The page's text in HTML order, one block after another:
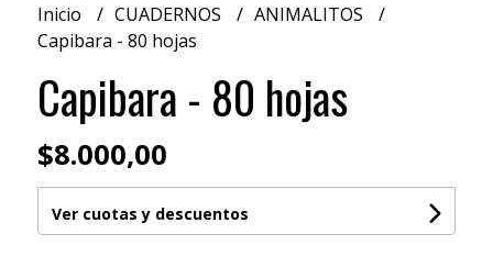
Inicio CUADERNOS
ANIMALITOS
Capibara - 80 hojas
Capibara - 80 hojas
$8.000,00
Ver cuotas y descuentos